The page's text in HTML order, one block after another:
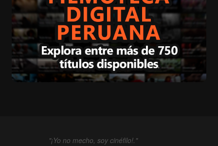
"¡Yo no mecho, soy cinéfilo!."